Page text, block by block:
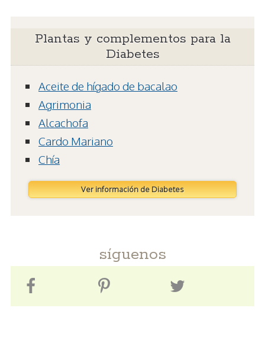
Plantas y complementos para la
Diabetes
Aceite de hígado de bacalao
Agrimonia
Alcachofa
Cardo Mariano
Chía
Ver información de Diabetes
síguenos